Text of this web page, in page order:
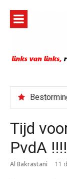
inhoud
Tijd
PvdA !!!!
Al Bakrastani 11